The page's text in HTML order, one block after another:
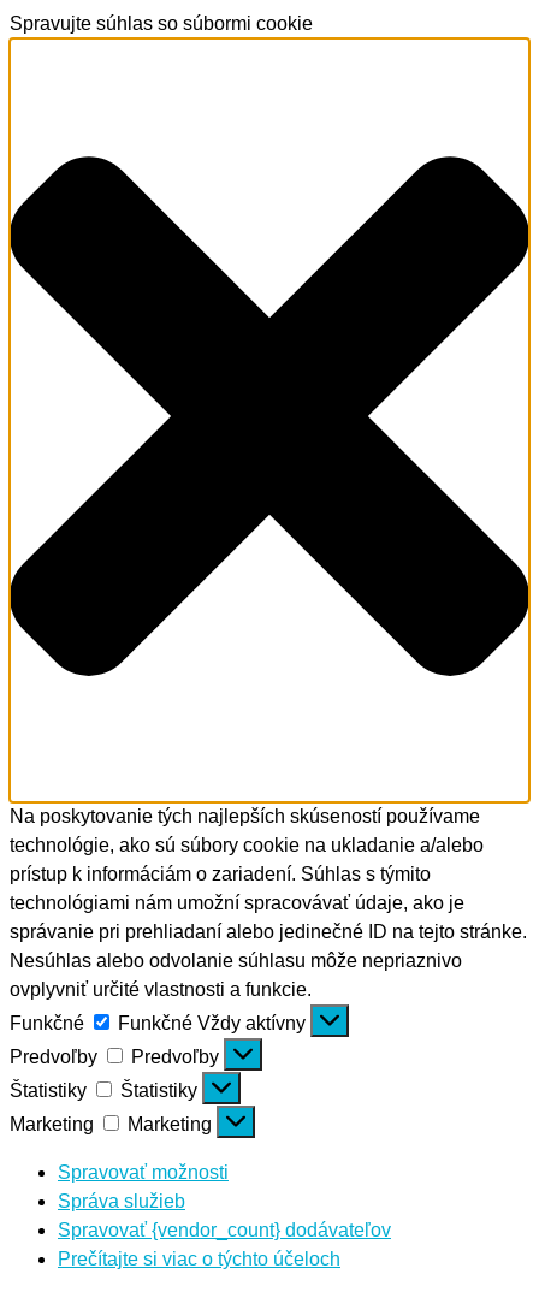
Spravujte súhlas so súbormi cookie
Na poskytovanie tých najlepších skúseností používame
technológie, ako sú súbory cookie na ukladanie a/alebo
prístup k informáciám o zariadení. Súhlas s týmito
technológiami nám umožní spracovávať údaje, ako je
správanie pri prehliadaní alebo jedinečné ID na tejto stránke.
Nesúhlas alebo odvolanie súhlasu môže nepriaznivo
ovplyvniť určité vlastnosti a funkcie.
Funkčné
Funkčné Vždy aktívny
Predvoľby
Predvoľby
Štatistiky
Štatistiky
Marketing
Marketing
Spravovať možnosti
Správa služieb
Spravovať {vendor_count} dodávateľov
Prečítajte si viac o týchto účeloch